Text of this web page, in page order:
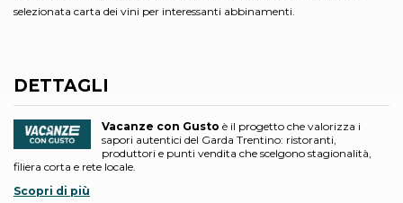
selezionata carta dei vini per interessanti abbinamenti.
DETTAGLI
Vacanze con Gusto è il progetto che valorizza i
sapori autentici del Garda Trentino: ristoranti,
produttori e punti vendita che scelgono stagionalità,
filiera corta e rete locale.
Scopri di più